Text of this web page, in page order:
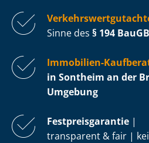
Sinne des § 194 BauGB
Immobilien-
in Sontheim an der
Umgebung
Fest­preis­ga­ran­tie |
transparent & fair |